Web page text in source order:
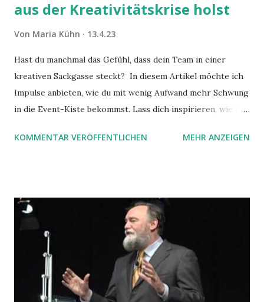
aus der Kreativitätskrise holst
Von Maria Kühn 13.4.23
Hast du manchmal das Gefühl, dass dein Team in einer
kreativen Sackgasse steckt? In diesem Artikel möchte ich
Impulse anbieten, wie du mit wenig Aufwand mehr Schwung
in die Event-Kiste bekommst. Lass dich inspirieren, wie du
lassen. Wie kommt es zu diesem Artikel? Auf der Lean
Die Phrasen waren ein Publikumsmagnet! Die Leute blieben
stehen, fingen an zu schmunzeln: “Ich fühl mich wie
Zuhause”, “Ha, kommt mir sehr bekannt vor …)”: das Tor für
spannende Gespräche war geöffnet. Immer wieder hörte
ich den Wunsch auf allen Hierarchieebenen: "Wir wünschen
uns, dass sich die Leute einbringen." "Wir wünschen uns
KOMMENTAR VERÖFFENTLICHEN MEHR ANZEIGEN